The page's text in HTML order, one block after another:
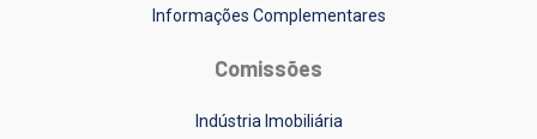
Informações Complementares
Comissões
Indústria Imobiliária